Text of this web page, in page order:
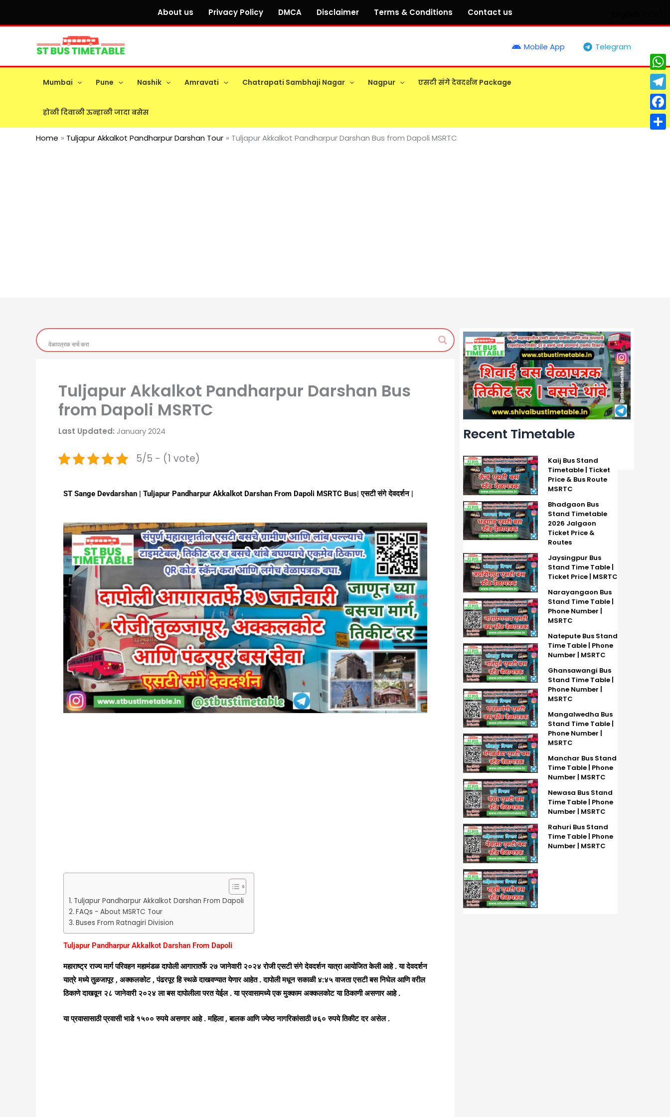
About us Privacy Policy DMCA Disclaimer Terms & Conditions Contact us
Mobile App Telegram
Mumbai Pune Nashik Amravati Chatrapati Sambhaji Nagar Nagpur एसटी संगे देवदर्शन Package
होळी दिवाळी ऊन्हाळी जादा बसेस
Home Tuljapur Akkalkot Pandharpur Darshan Tour Tuljapur Akkalkot Pandharpur Darshan Bus from Dapoli MSRTC
Tuljapur Akkalkot Pandharpur Darshan Bus
from Dapoli MSRTC
Last Updated: January 2024
5/5 - (1 vote)
ST Sange Devdarshan | Tuljapur Pandharpur Akkalkot Darshan From Dapoli MSRTC Bus| एसटी संगे देवदर्शन |
Tuljapur Pandharpur Akkalkot Darshan From Dapoli
FAQs - About MSRTC Tour
Buses From Ratnagiri Division
Tuljapur Pandharpur Akkalkot Darshan From Dapoli
महाराष्ट्र राज्य मार्ग परिवहन महामंडळ दापोली आगारातर्फे २७ जानेवारी २०२४ रोजी एसटी संगे देवदर्शन यात्रा आयोजित केली आहे . या देवदर्शन
यात्रे मध्ये तुळजापूर , अक्कलकोट , पंढरपूर हि स्थळे दाखवण्यात येणार आहेत . दापोली मधून सकाळी ४:४५ वाजता एसटी बस निघेल आणि वरील
ठिकाणे दाखवून २८ जानेवारी २०२४ ला बस दापोलीला परत येईल . या प्रवासामध्ये एक मुक्काम अक्कलकोट या ठिकाणी असणार आहे .
या प्रवासासाठी प्रवासी भाडे १५०० रुपये असणार आहे . महिला , बालक आणि ज्येष्ठ नागरिकांसाठी ७६० रुपये तिकीट दर असेल .
Recent Timetable
Kaij Bus Stand
Timetable | Ticket
Price & Bus Route
MSRTC
Bhadgaon Bus
Stand Timetable
2026 Jalgaon
Ticket Price &
Routes
Jaysingpur Bus
Stand Time Table |
Ticket Price | MSRTC
Narayangaon Bus
Stand Time Table |
Phone Number |
MSRTC
Natepute Bus Stand
Time Table | Phone
Number | MSRTC
Ghansawangi Bus
Stand Time Table |
Phone Number |
MSRTC
Mangalwedha Bus
Stand Time Table |
Phone Number |
MSRTC
Manchar Bus Stand
Time Table | Phone
Number | MSRTC
Newasa Bus Stand
Time Table | Phone
Number | MSRTC
Rahuri Bus Stand
Time Table | Phone
Number | MSRTC